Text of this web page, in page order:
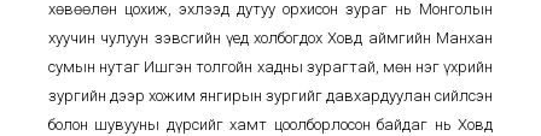
хөвөөлөн цохиж, эхлээд дутуу орхисон зураг нь Монголын
хуучин чулуун зэвсгийн үед холбогдох Ховд аймгийн Манхан
сумын нутаг Ишгэн толгойн хадны зурагтай, мөн нэг үхрийн
зургийн дээр хожим янгирын зургийг давхардуулан сийлсэн
болон шувууны дүрсийг хамт цоолборлосон байдаг нь Ховд